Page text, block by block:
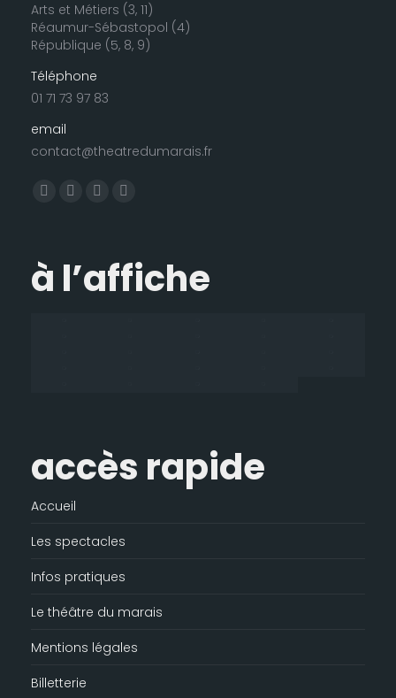
Arts et Métiers (3, 11)
Réaumur-Sébastopol (4)
République (5, 8, 9)
Téléphone
01 71 73 97 83
email
contact@theatredumarais.fr
Trouvez nous sur :
s'ouvre
dans
s'ouvre
dans
s'ouvre
dans
mail
s'ouvre
à l’affiche
accès rapide
Accueil
Les spectacles
Infos pratiques
Le théâtre du marais
Mentions légales
Billetterie